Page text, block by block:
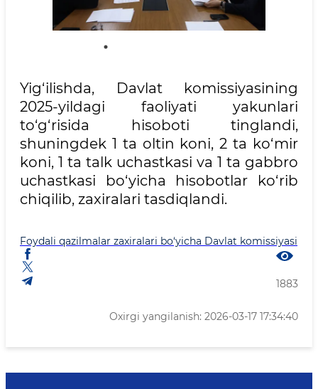
Yig‘ilishda, Davlat komissiyasining
2025-yildagi faoliyati yakunlari
to‘g‘risida hisoboti tinglandi,
shuningdek 1 ta oltin koni, 2 ta ko‘mir
koni, 1 ta talk uchastkasi va 1 ta gabbro
uchastkasi bo‘yicha hisobotlar ko‘rib
chiqilib, zaxiralari tasdiqlandi.
Foydali qazilmalar zaxiralari bo‘yicha Davlat komissiyasi
1883
Oxirgi yangilanish: 2026-03-17 17:34:40